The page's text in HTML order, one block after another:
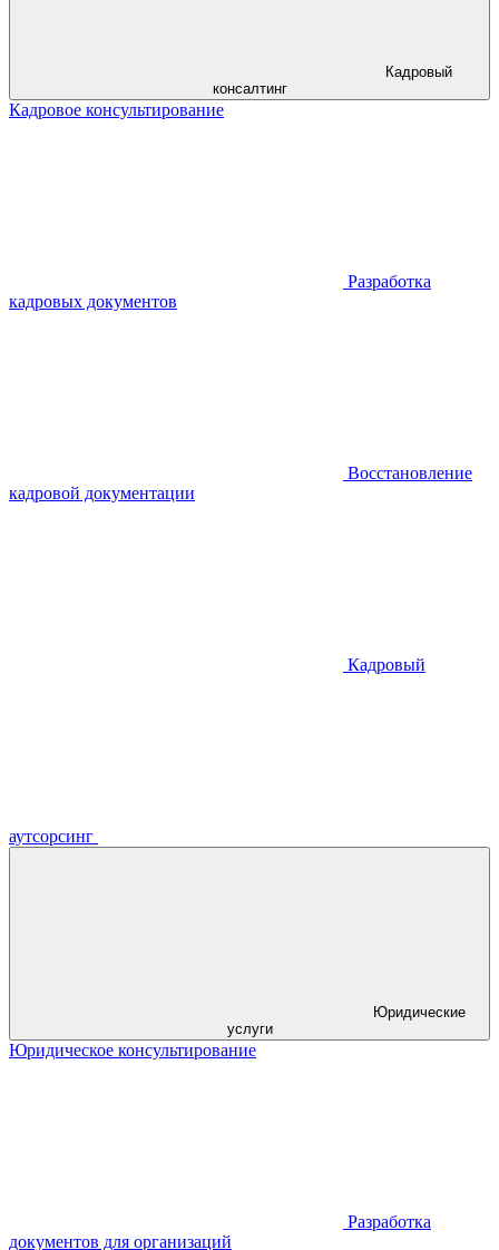
консалтинг
Кадровое консультирование
Разработка
кадровых документов
Восстановление
кадровой документации
Кадровый
аутсорсинг
услуги
Юридическое консультирование
Разработка
документов для организаций